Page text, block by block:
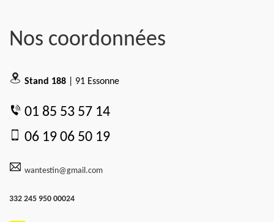
Nos coordonnées
Stand 188 | 91 Essonne
01 85 53 57 14
06 19 06 50 19
wantestin@gmail.com
332 245 950 00024